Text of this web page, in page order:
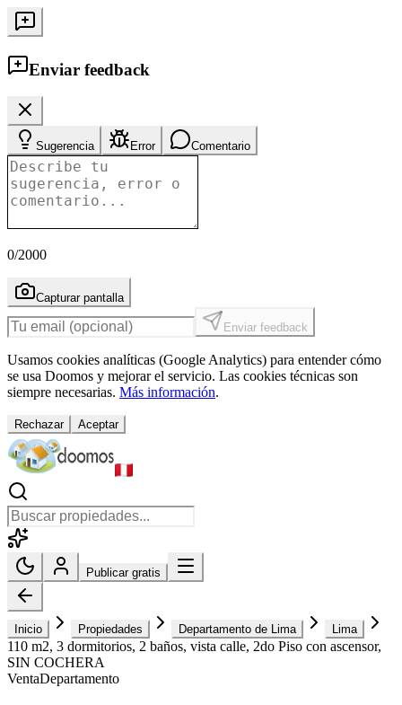
Enviar feedback
Sugerencia Error Comentario
0/2000
Capturar pantalla
Enviar feedback
Usamos cookies analíticas (Google Analytics) para entender cómo
se usa Doomos y mejorar el servicio. Las cookies técnicas son
siempre necesarias. Más información.
Rechazar Aceptar
Publicar gratis
Inicio Propiedades Departamento de Lima Lima
110 m2, 3 dormitorios, 2 baños, vista calle, 2do Piso con ascensor,
SIN COCHERA
VentaDepartamento